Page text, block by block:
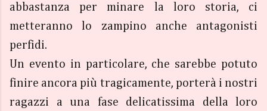
abbastanza per minare la loro storia, ci
metteranno lo zampino anche antagonisti
perfidi.
Un evento in particolare, che sarebbe potuto
finire ancora più tragicamente, porterà i nostri
ragazzi a una fase delicatissima della loro